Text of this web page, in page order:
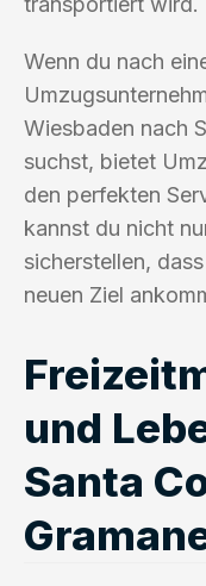
Wenn du nach
Wiesbaden nach
suchst, bietet
den perfekten
kannst du nicht
sicherstellen,
neuen Ziel
und
Santa